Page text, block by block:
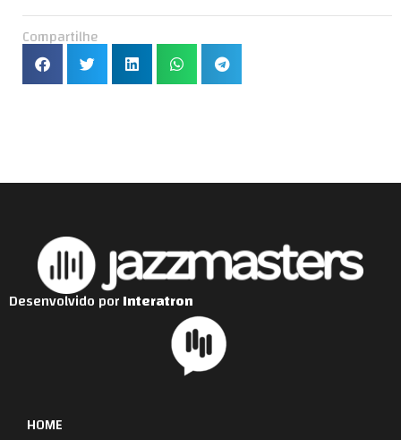
Compartilhe
HOME
Desenvolvido porInteratron